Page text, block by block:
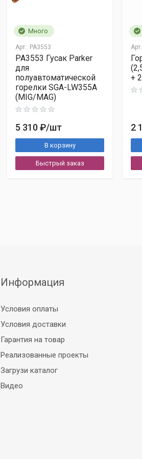
Много
Арт.: PA3553
PA3553 Гусак Parker
для
полуавтоматической
горелки SGA-LW355A
(MIG/MAG)
5 310 ₽/шт
В корзину
Быстрый заказ
+
2
Информация
Условия оплаты
Условия доставки
Гарантия на товар
Реализованные проекты
Загрузи каталог
Видео